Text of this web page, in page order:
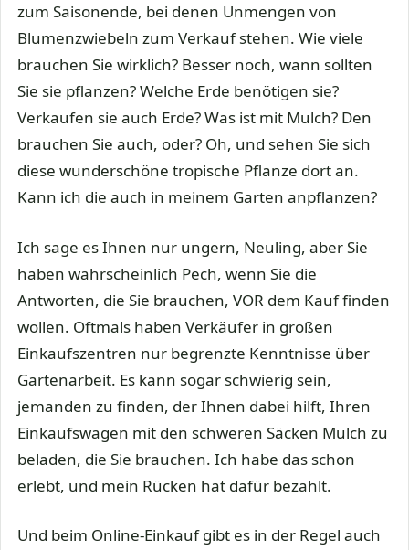
zum Saisonende, bei denen Unmengen von
Blumenzwiebeln zum Verkauf stehen. Wie viele
brauchen Sie wirklich? Besser noch, wann sollten
Sie sie pflanzen? Welche Erde benötigen sie?
Verkaufen sie auch Erde? Was ist mit Mulch? Den
brauchen Sie auch, oder? Oh, und sehen Sie sich
diese wunderschöne tropische Pflanze dort an.
Kann ich die auch in meinem Garten anpflanzen?
Ich sage es Ihnen nur ungern, Neuling, aber Sie
haben wahrscheinlich Pech, wenn Sie die
Antworten, die Sie brauchen, VOR dem Kauf finden
wollen. Oftmals haben Verkäufer in großen
Einkaufszentren nur begrenzte Kenntnisse über
Gartenarbeit. Es kann sogar schwierig sein,
jemanden zu finden, der Ihnen dabei hilft, Ihren
Einkaufswagen mit den schweren Säcken Mulch zu
beladen, die Sie brauchen. Ich habe das schon
erlebt, und mein Rücken hat dafür bezahlt.
Und beim Online-Einkauf gibt es in der Regel auch